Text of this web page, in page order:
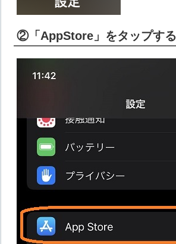
②「AppStore」をタップする